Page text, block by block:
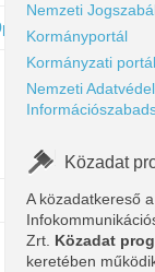
Nemzeti
Kormányportál
Kormányzati portál
Nemzeti
Közadat
A közadatkereső
Zrt. Közadat
keretében